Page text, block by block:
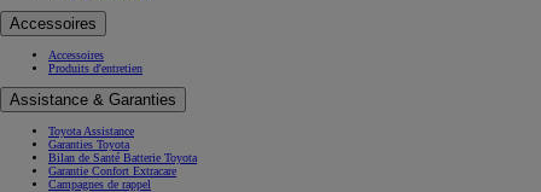
Accessoires
Accessoires
Produits d'entretien
Assistance & Garanties
Toyota Assistance
Garanties Toyota
Bilan de Santé Batterie Toyota
Garantie Confort Extracare
Campagnes de rappel